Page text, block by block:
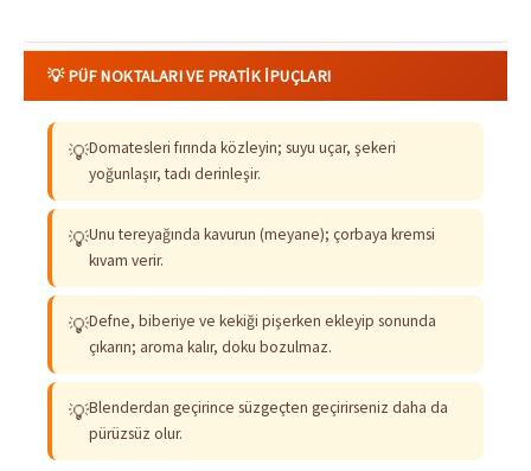
💡 PÜF NOKTALARI VE PRATIK İPUÇLARI
💡Domatesleri fırında közleyin; suyu uçar, şekeri
yoğunlaşır, tadı derinleşir.
💡Unu tereyağında kavurun (meyane); çorbaya kremsi
kıvam verir.
💡Defne, biberiye ve kekiği pişerken ekleyip sonunda
çıkarın; aroma kalır, doku bozulmaz.
💡Blenderdan geçirince süzgeçten geçirirseniz daha da
pürüzsüz olur.